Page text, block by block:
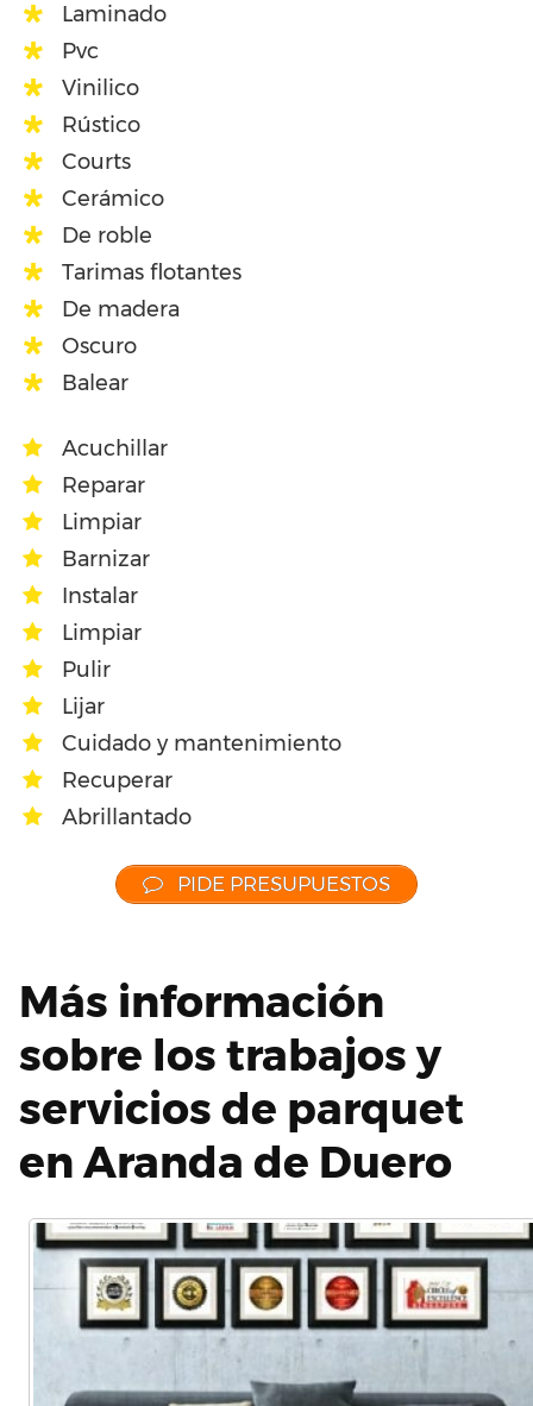
Laminado
Pvc
Vinilico
Rústico
Courts
Cerámico
De roble
Tarimas flotantes
De madera
Oscuro
Balear
Acuchillar
Reparar
Limpiar
Barnizar
Instalar
Limpiar
Pulir
Lijar
Cuidado y mantenimiento
Recuperar
Abrillantado
PIDE PRESUPUESTOS
Más información
sobre los trabajos y
servicios de parquet
en Aranda de Duero